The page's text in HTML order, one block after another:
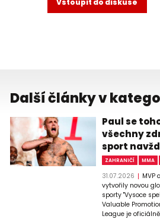
Vstoupit do diskuse
Další články v
Paul se
všechny
sport
ZAHRANIČÍ MMA
31.07.2026
MVP
vytvořily novou
sporty "Vysoce
Valuable
League je oficiálně